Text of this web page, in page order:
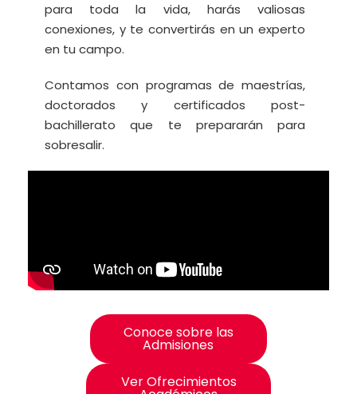
para toda la vida, harás valiosas
conexiones, y te convertirás en un experto
en tu campo.
Contamos con programas de maestrías,
doctorados y certificados post-
bachillerato que te prepararán para
sobresalir.
Conoce sobre las
Admisiones
Ver Ofrecimientos